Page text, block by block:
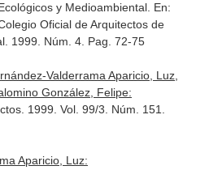
y Medioambiental. En:
Oficial de Arquitectos de
. 1999. Núm. 4. Pag. 72-75
Valderrama Aparicio, Luz,
González, Felipe:
. 1999. Vol. 99/3. Núm. 151.
Aparicio, Luz: